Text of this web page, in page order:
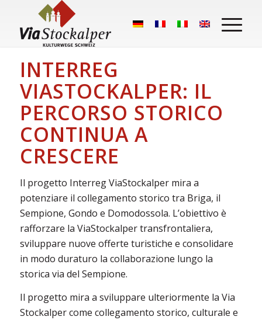
INTERREG
VIASTOCKALPER: IL
PERCORSO STORICO
CONTINUA A
CRESCERE
Il progetto Interreg ViaStockalper mira a
potenziare il collegamento storico tra Briga, il
Sempione, Gondo e Domodossola. L’obiettivo è
rafforzare la ViaStockalper transfrontaliera,
sviluppare nuove offerte turistiche e consolidare
in modo duraturo la collaborazione lungo la
storica via del Sempione.
Il progetto mira a sviluppare ulteriormente la Via
Stockalper come collegamento storico, culturale e